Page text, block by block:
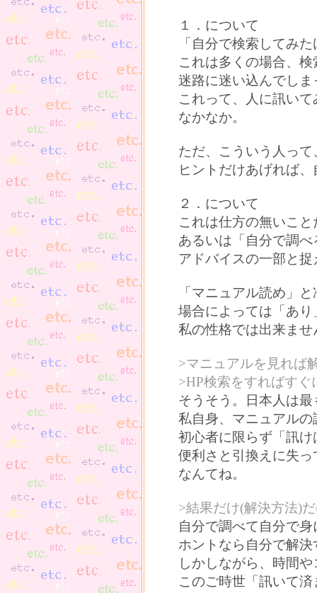
１．について
「自分で検索してみ
これは多くの場合、
迷路に迷い込んでし
これって、人に訊い
なかなか。
ただ、こういう人って
ヒントだけあげれば
２．について
これは仕方の無いこと
あるいは「自分で調
アドバイスの一部と
「マニュアル読め」
場合によっては「あ
私の性格では出来ませ
>マニュアルを見れば
>HP検索をすればすぐ
そうそう。日本人は
私自身、マニュアル
初心者に限らず「訊
便利さと引換えに失
なんてね。
>結果だけ(解決方法)
自分で調べて自分で
ホントなら自分で解
しかしながら、時間
このご時世「訊いて